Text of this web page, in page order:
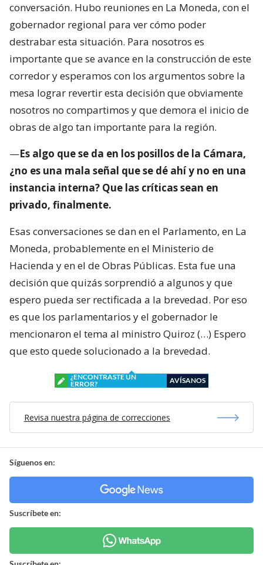
conversación. Hubo reuniones en La Moneda, con el
gobernador regional para ver cómo poder
destrabar esta situación. Para nosotros es
importante que se avance en la construcción de este
corredor y esperamos con los argumentos sobre la
mesa lograr revertir esta decisión que obviamente
nosotros no compartimos y que demora el inicio de
obras de algo tan importante para la región.
—Es algo que se da en los posillos de la Cámara,
¿no es una mala señal que se dé ahí y no en una
instancia interna? Que las críticas sean en
privado, finalmente.
Esas conversaciones se dan en el Parlamento, en La
Moneda, probablemente en el Ministerio de
Hacienda y en el de Obras Públicas. Esta fue una
decisión que quizás sorprendió a algunos y que
espero pueda ser rectificada a la brevedad. Por eso
es que los parlamentarios y el gobernador le
mencionaron el tema al ministro Quiroz (…) Espero
que esto quede solucionado a la brevedad.
¿ENCONTRASTE UN
ERROR?
AVÍSANOS
Revisa nuestra página de correcciones
Síguenos en:
Suscríbete en: